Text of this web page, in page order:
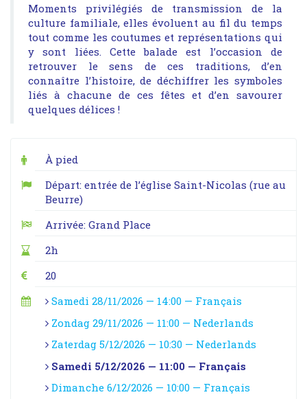
Moments privilégiés de transmission de la
culture familiale, elles évoluent au fil du temps
tout comme les coutumes et représentations qui
y sont liées. Cette balade est l’occasion de
retrouver le sens de ces traditions, d’en
connaître l’histoire, de déchiffrer les symboles
liés à chacune de ces fêtes et d’en savourer
quelques délices !
À pied
Départ: entrée de l’église Saint-Nicolas (rue au
Beurre)
Arrivée: Grand Place
2h
20
Samedi 28/11/2026 — 14:00 — Français
Zondag 29/11/2026 — 11:00 — Nederlands
Zaterdag 5/12/2026 — 10:30 — Nederlands
Samedi 5/12/2026 — 11:00 — Français
Dimanche 6/12/2026 — 10:00 — Français